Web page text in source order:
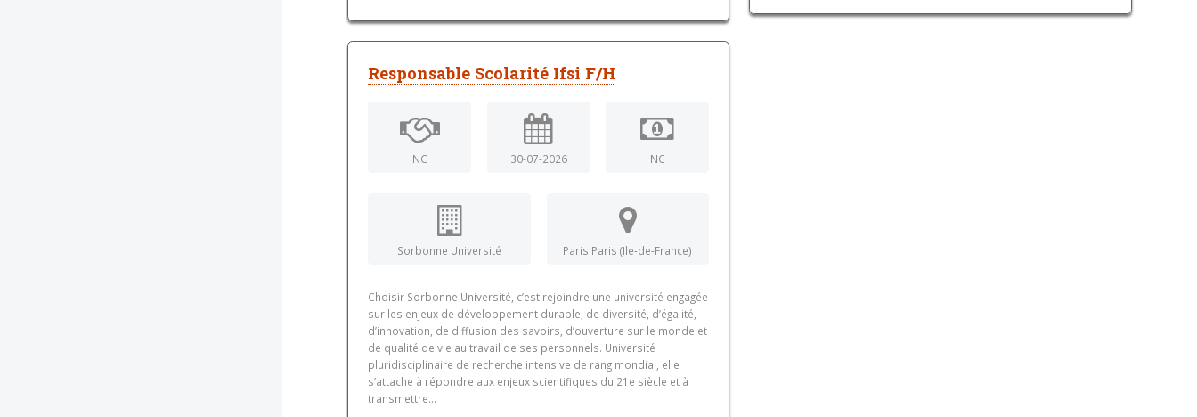
Responsable Scolarité Ifsi F/H
NC 30-07-2026 NC
Sorbonne Université Paris Paris (Ile-de-France)
Choisir Sorbonne Université, c’est rejoindre une université engagée
sur les enjeux de développement durable, de diversité, d’égalité,
d’innovation, de diffusion des savoirs, d’ouverture sur le monde et
de qualité de vie au travail de ses personnels. Université
pluridisciplinaire de recherche intensive de rang mondial, elle
s’attache à répondre aux enjeux scientifiques du 21e siècle et à
transmettre...